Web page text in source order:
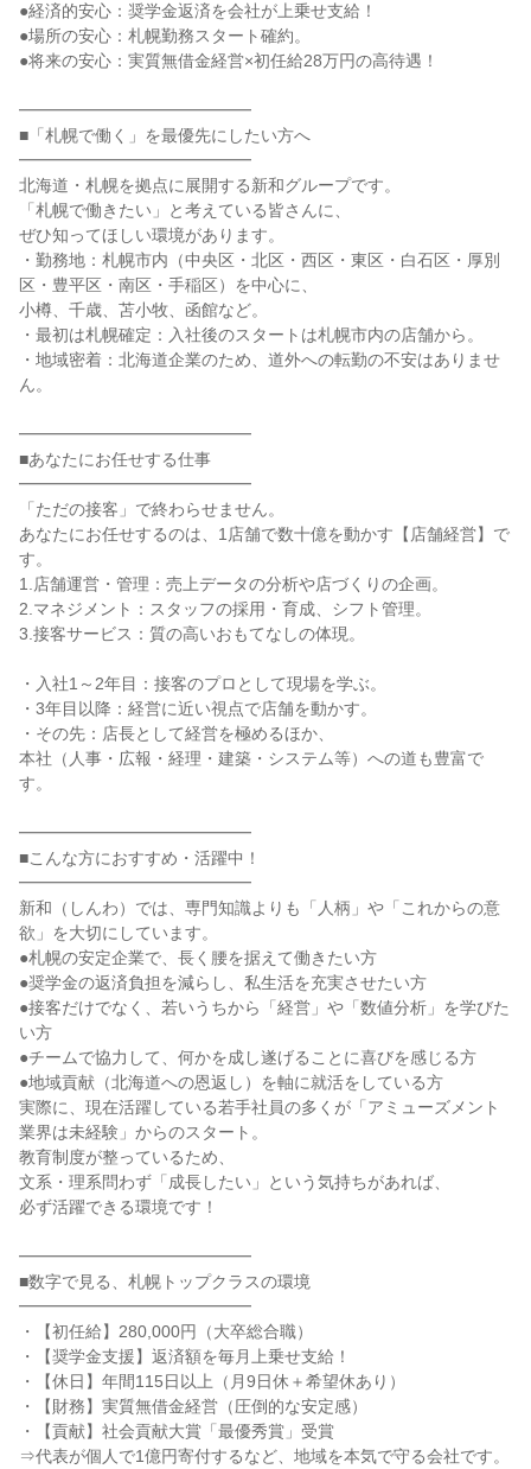
●経済的安心：奨学金返済を会社が上乗せ支給！
●場所の安心：札幌勤務スタート確約。
●将来の安心：実質無借金経営×初任給28万円の高待遇！
━━━━━━━━━━━━━━
■「札幌で働く」を最優先にしたい方へ
━━━━━━━━━━━━━━
北海道・札幌を拠点に展開する新和グループです。
「札幌で働きたい」と考えている皆さんに、
ぜひ知ってほしい環境があります。
・勤務地：札幌市内（中央区・北区・西区・東区・白石区・厚別
区・豊平区・南区・手稲区）を中心に、
小樽、千歳、苫小牧、函館など。
・最初は札幌確定：入社後のスタートは札幌市内の店舗から。
・地域密着：北海道企業のため、道外への転勤の不安はありませ
ん。
━━━━━━━━━━━━━━
■あなたにお任せする仕事
━━━━━━━━━━━━━━
「ただの接客」で終わらせません。
あなたにお任せするのは、1店舗で数十億を動かす【店舗経営】で
す。
1.店舗運営・管理：売上データの分析や店づくりの企画。
2.マネジメント：スタッフの採用・育成、シフト管理。
3.接客サービス：質の高いおもてなしの体現。
・入社1～2年目：接客のプロとして現場を学ぶ。
・3年目以降：経営に近い視点で店舗を動かす。
・その先：店長として経営を極めるほか、
本社（人事・広報・経理・建築・システム等）への道も豊富で
す。
━━━━━━━━━━━━━━
■こんな方におすすめ・活躍中！
━━━━━━━━━━━━━━
新和（しんわ）では、専門知識よりも「人柄」や「これからの意
欲」を大切にしています。
●札幌の安定企業で、長く腰を据えて働きたい方
●奨学金の返済負担を減らし、私生活を充実させたい方
●接客だけでなく、若いうちから「経営」や「数値分析」を学びた
い方
●チームで協力して、何かを成し遂げることに喜びを感じる方
●地域貢献（北海道への恩返し）を軸に就活をしている方
実際に、現在活躍している若手社員の多くが「アミューズメント
業界は未経験」からのスタート。
教育制度が整っているため、
文系・理系問わず「成長したい」という気持ちがあれば、
必ず活躍できる環境です！
━━━━━━━━━━━━━━
■数字で見る、札幌トップクラスの環境
━━━━━━━━━━━━━━
・【初任給】280,000円（大卒総合職）
・【奨学金支援】返済額を毎月上乗せ支給！
・【休日】年間115日以上（月9日休＋希望休あり）
・【財務】実質無借金経営（圧倒的な安定感）
・【貢献】社会貢献大賞「最優秀賞」受賞
⇒代表が個人で1億円寄付するなど、地域を本気で守る会社です。